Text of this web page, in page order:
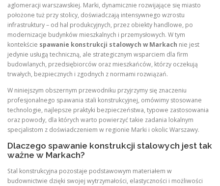
aglomeracji warszawskiej. Marki, dynamicznie rozwijające się miasto
położone tuż przy stolicy, doświadczają intensywnego wzrostu
infrastruktury – od hal produkcyjnych, przez obiekty handlowe, po
modernizacje budynków mieszkalnych i przemysłowych. W tym
kontekście spawanie konstrukcji stalowych w Markach nie jest
jedynie usługą techniczną, ale strategicznym wsparciem dla firm
budowlanych, przedsiębiorców oraz mieszkańców, którzy oczekują
trwałych, bezpiecznych i zgodnych z normami rozwiązań.
W niniejszym obszernym przewodniku przyjrzymy się znaczeniu
profesjonalnego spawania stali konstrukcyjnej, omówimy stosowane
technologie, najlepsze praktyki bezpieczeństwa, typowe zastosowania
oraz powody, dla których warto powierzyć takie zadania lokalnym
specjalistom z doświadczeniem w regionie Marki i okolic Warszawy.
Dlaczego spawanie konstrukcji stalowych jest tak
ważne w Markach?
Stal konstrukcyjna pozostaje podstawowym materiałem w
budownictwie dzięki swojej wytrzymałości, elastyczności i możliwości